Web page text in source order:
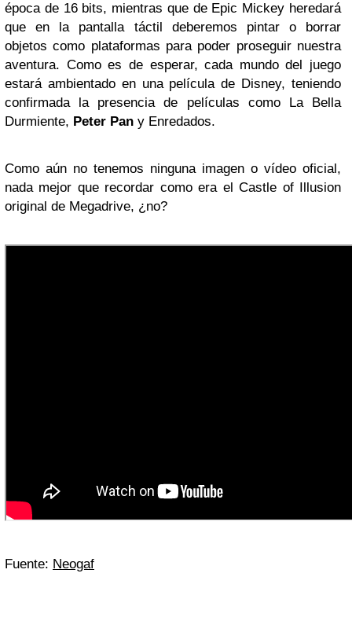
época de 16 bits, mientras que de Epic Mickey heredará
que en la pantalla táctil deberemos pintar o borrar
objetos como plataformas para poder proseguir nuestra
aventura. Como es de esperar, cada mundo del juego
estará ambientado en una película de Disney, teniendo
confirmada la presencia de películas como La Bella
Durmiente, Peter Pan y Enredados.
Como aún no tenemos ninguna imagen o vídeo oficial,
nada mejor que recordar como era el Castle of Illusion
original de Megadrive, ¿no?
Fuente: Neogaf